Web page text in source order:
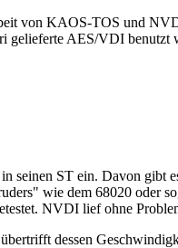
von KAOS-TOS und
gelieferte AES/VDI
seinen ST ein. Davon gibt
wie dem 68020 oder
NVDI lief ohne
dessen